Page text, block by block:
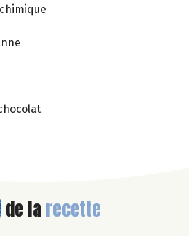
de la recette